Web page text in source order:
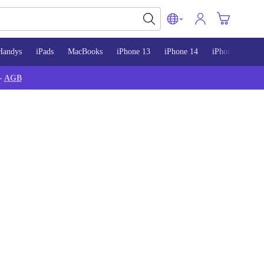
iPads MacBooks iPhone 13 iPhone 14 iPhone 15
AGB